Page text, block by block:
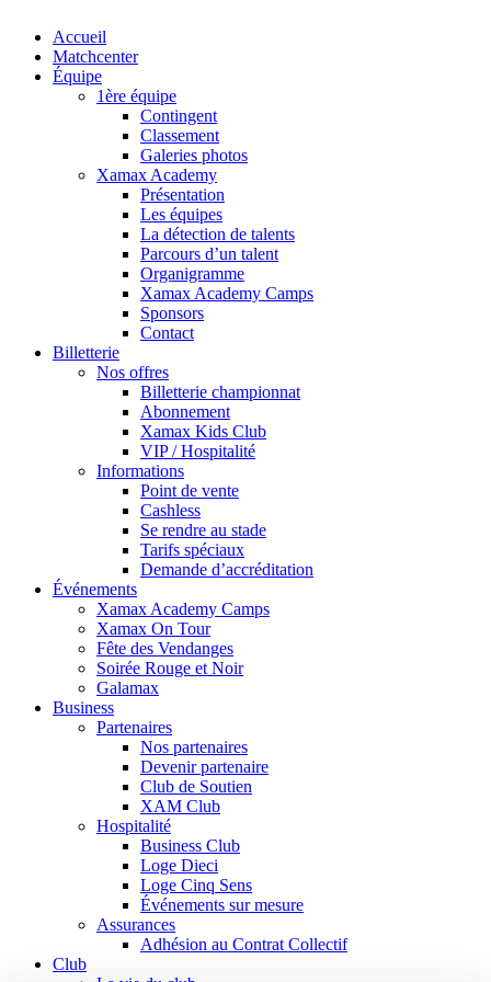
Close
Menu
Accueil
Matchcenter
Équipe
1ère équipe
Contingent
Classement
Galeries photos
Xamax Academy
Présentation
Les équipes
La détection de talents
Parcours d’un talent
Organigramme
Xamax Academy Camps
Sponsors
Contact
Billetterie
Nos offres
Billetterie championnat
Abonnement
Xamax Kids Club
VIP / Hospitalité
Informations
Point de vente
Cashless
Se rendre au stade
Tarifs spéciaux
Demande d’accréditation
Événements
Xamax Academy Camps
Xamax On Tour
Fête des Vendanges
Soirée Rouge et Noir
Galamax
Business
Partenaires
Nos partenaires
Devenir partenaire
Club de Soutien
XAM Club
Hospitalité
Business Club
Loge Dieci
Loge Cinq Sens
Événements sur mesure
Assurances
Adhésion au Contrat Collectif
Club